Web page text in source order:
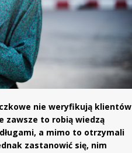
nie weryfikują klientów
zawsze to robią wiedzą
a mimo to otrzymali
zastanowić się, nim